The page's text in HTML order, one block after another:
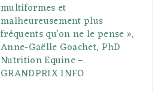
multiformes et
malheureusement plus
fréquents qu’on ne le pense »,
Anne-Gaëlle Goachet, PhD
Nutrition Equine –
GRANDPRIX INFO